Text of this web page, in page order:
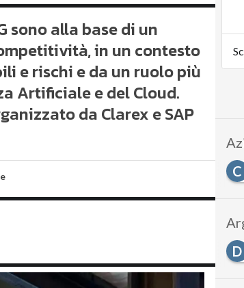
sono alla base di un
in un contesto
e rischi e da un ruolo più
Artificiale e del Cloud.
da Clarex e SAP
C
D